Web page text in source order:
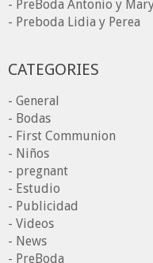
- PreBoda Antonio y
- Preboda Lidia y Perea
CATEGORIES
- General
- Bodas
- First Communion
- Niños
- pregnant
- Estudio
- Publicidad
- Videos
- News
- PreBoda